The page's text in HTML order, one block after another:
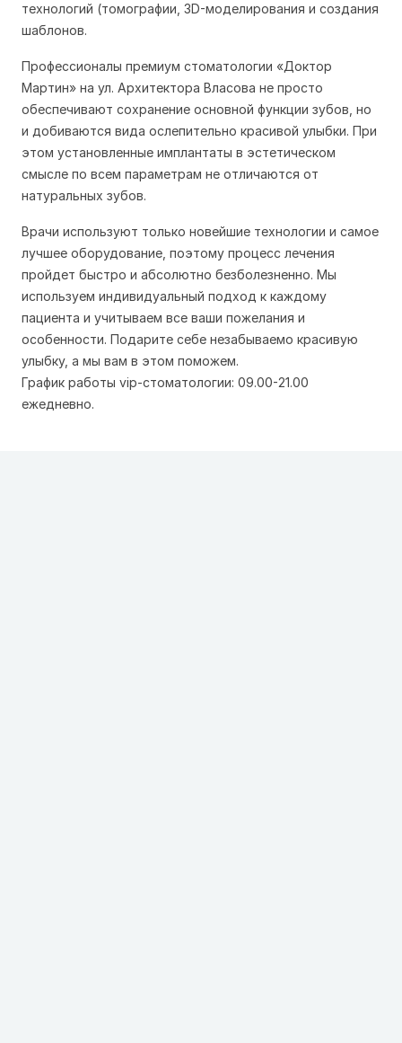
технологий (томографии, 3D-моделирования и создания
шаблонов.
Профессионалы премиум стоматологии «Доктор
Мартин» на ул. Архитектора Власова не просто
обеспечивают сохранение основной функции зубов, но
и добиваются вида ослепительно красивой улыбки. При
этом установленные имплантаты в эстетическом
смысле по всем параметрам не отличаются от
натуральных зубов.
Врачи используют только новейшие технологии и самое
лучшее оборудование, поэтому процесс лечения
пройдет быстро и абсолютно безболезненно. Мы
используем индивидуальный подход к каждому
пациента и учитываем все ваши пожелания и
особенности. Подарите себе незабываемо красивую
улыбку, а мы вам в этом поможем.
График работы vip-стоматологии: 09.00-21.00
ежедневно.